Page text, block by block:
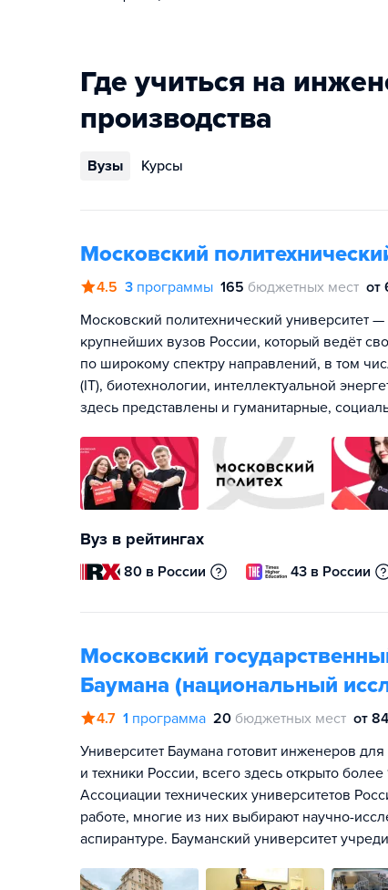
Где учиться на
производства
Вузы Курсы
Московский
4.5 3 программы 165 бюджетных мест от
Московский политехнический
крупнейших вузов России, который ведёт
по широкому спектру направлений, в том
(IT), биотехнологии, интеллектуальной
здесь представлены и гуманитарные,
Вуз в рейтингах
80 в России 43 в России
Московский
Баумана (национальный
4.7 1 программа 20 бюджетных мест от 84
Университет Баумана готовит инженеров
и техники России, всего здесь открыто
Ассоциации технических университетов
работе, многие из них выбирают научно-
аспирантуре. Бауманский университет